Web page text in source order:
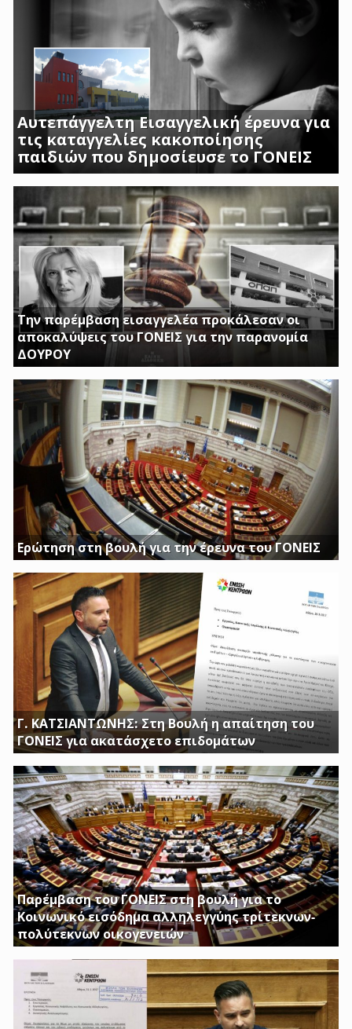
Αυτεπάγγελτη Εισαγγελική έρευνα για
τις καταγγελίες κακοποίησης
παιδιών που δημοσίευσε το ΓΟΝΕΙΣ
ΣΟΚΑΡΟΥΝ ΟΙ ΜΑΡΤΥΡΙΕΣ ΓΟΝΕΩΝ ΚΑΙ
ΠΡΟΣΩΠΙΚΟΥ ΤΟΥ Β ΒΡΕΦΙΚΟΥ ΣΤΑΘΜΟΥ
ΑΣΠΡΟΠΥΡΓΟΥ
Την παρέμβαση εισαγγελέα προκάλεσαν οι
αποκαλύψεις του ΓΟΝΕΙΣ για την παρανομία
ΔΟΥΡΟΥ
ΤΗΝ ΩΡΑ ΠΟΥ ΚΤΙΡΙΑ ΤΟΥ ΔΗΜΟΣΙΟΥ ΠΑΡΑΜΕΝΟΥΝ ΚΛΕΙΣΤΑ
Η ΔΟΥΡΟΥ ΔΙΝΕΙ 20 ΕΚΚΑΤΟΜΥΡΙΑ ΓΙΑ ΑΓΟΡΑ
Ερώτηση στη βουλή για την έρευνα του ΓΟΝΕΙΣ
Διασφαλίστε το δημόσιο συμφέρον με πλήρη διαφάνεια
Γ. ΚΑΤΣΙΑΝΤΩΝΗΣ: Στη Βουλή η απαίτηση του
ΓΟΝΕΙΣ για ακατάσχετο επιδομάτων
ΕΡΩΤΗΣΗ ΤΟΥ ΒΟΥΛΕΥΤΗ ΓΙΩΡΓΟΥ ΚΑΤΣΙΑΝΤΩΝΗ
Παρέμβαση του ΓΟΝΕΙΣ στη βουλή για το
Κοινωνικό εισόδημα αλληλεγγύης τρίτεκνων-
πολύτεκνων οικογενειών
Απαιτούμε να εξαιρεθούν τα επιδόματα Στήριξης
Τέκνων, καθώς και το Ειδικό Επίδομα Στήριξης σε
Τρίτεκνες – Πολύτεκνες οικογένειες από τα εισοδηματικά
κριτήρια όπως αυτά καθορίζονται με το υπ’ αριθμ. 128/24-
1-2017 ΦΕΚ